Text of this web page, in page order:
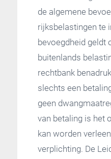
de algemene
rijksbelastingen te
bevoegdheid geldt
buitenlands
rechtbank
slechts een
geen
van betaling is het
kan worden
verplichting. De